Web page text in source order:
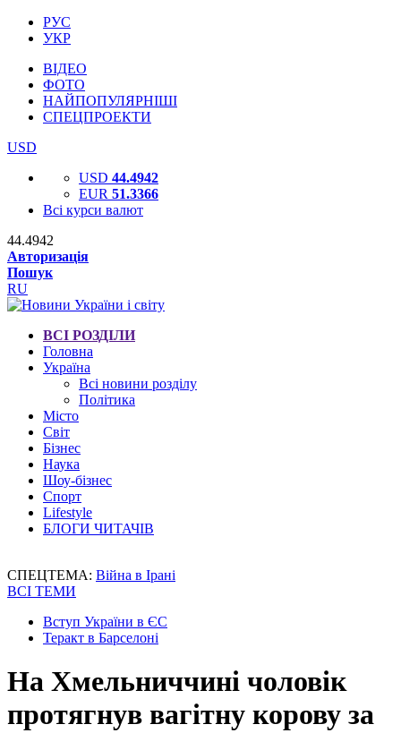
РУС
УКР
ВІДЕО
ФОТО
НАЙПОПУЛЯРНІШІ
СПЕЦПРОЕКТИ
USD
USD 44.4942
EUR 51.3366
Всі курси валют
44.4942
Авторизація
Пошук
RU
ВСІ РОЗДІЛИ
Головна
Україна
Всі новини розділу
Політика
Місто
Світ
Бізнес
Наука
Шоу-бізнес
Спорт
Lifestyle
БЛОГИ ЧИТАЧІВ
СПЕЦТЕМА: Війна в Ірані
ВСІ ТЕМИ
Вступ України в ЄС
Теракт в Барселоні
На Хмельниччині чоловік
протягнув вагітну корову за